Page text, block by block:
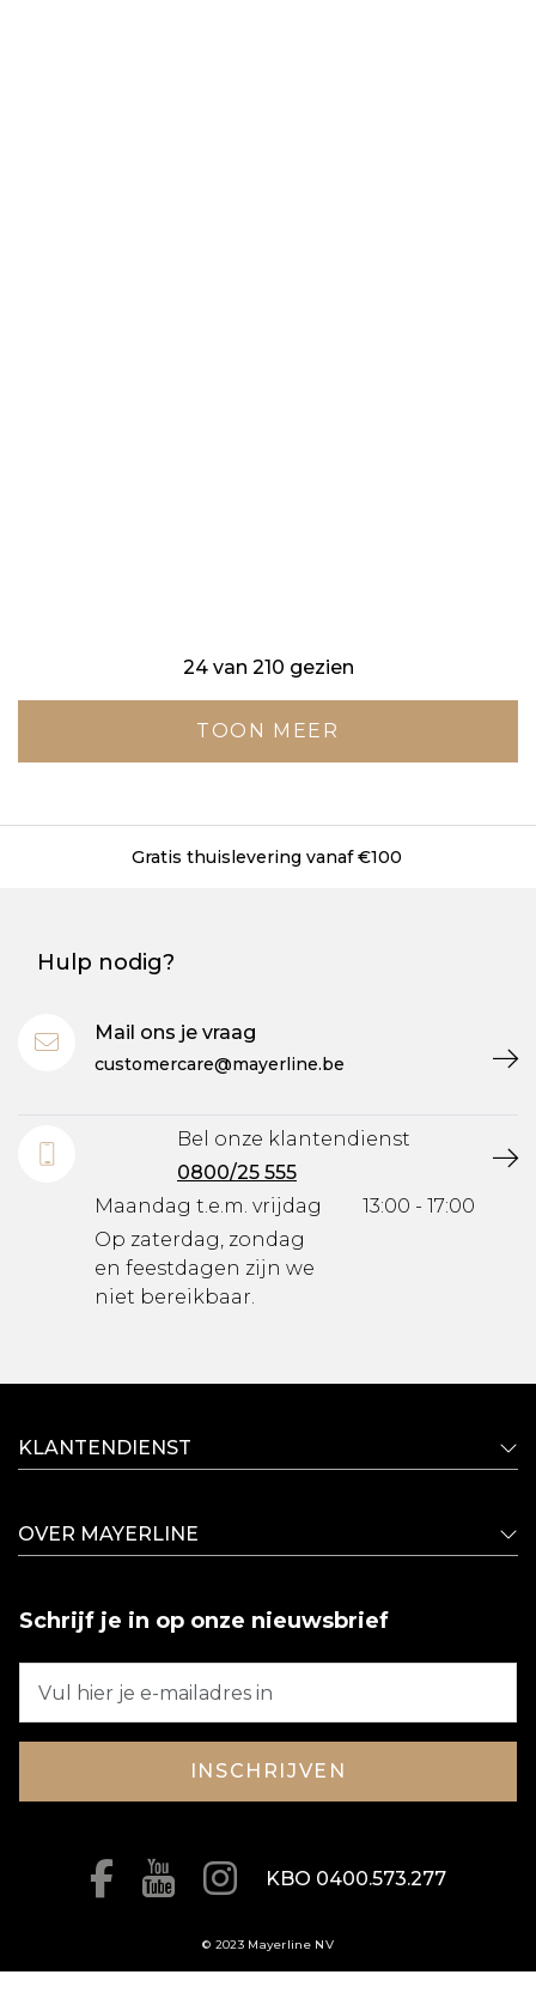
24 van 210 gezien
TOON MEER
Gratis levering in onze winkels
Hulp nodig?
Mail ons je vraag
customercare@mayerline.be
Bel onze klantendienst
0800/25 555
Maandag t.e.m. vrijdag
Op zaterdag, zondag
en feestdagen zijn we
niet bereikbaar.
13:00 - 17:00
KLANTENDIENST
OVER MAYERLINE
Schrijf je in op onze nieuwsbrief
INSCHRIJVEN
KBO 0400.573.277
© 2023 Mayerline NV